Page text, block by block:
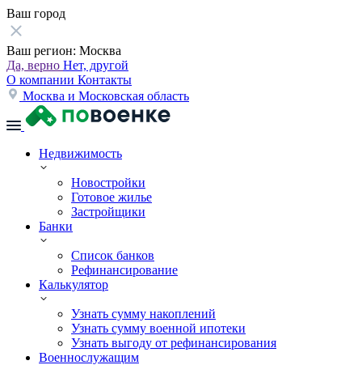
Ваш город
Ваш регион: Москва
Да, верно Нет, другой
О компании Контакты
Москва и Московская область
Недвижимость
Новостройки
Готовое жилье
Застройщики
Банки
Список банков
Рефинансирование
Калькулятор
Узнать сумму накоплений
Узнать сумму военной ипотеки
Узнать выгоду от рефинансирования
Военнослужащим